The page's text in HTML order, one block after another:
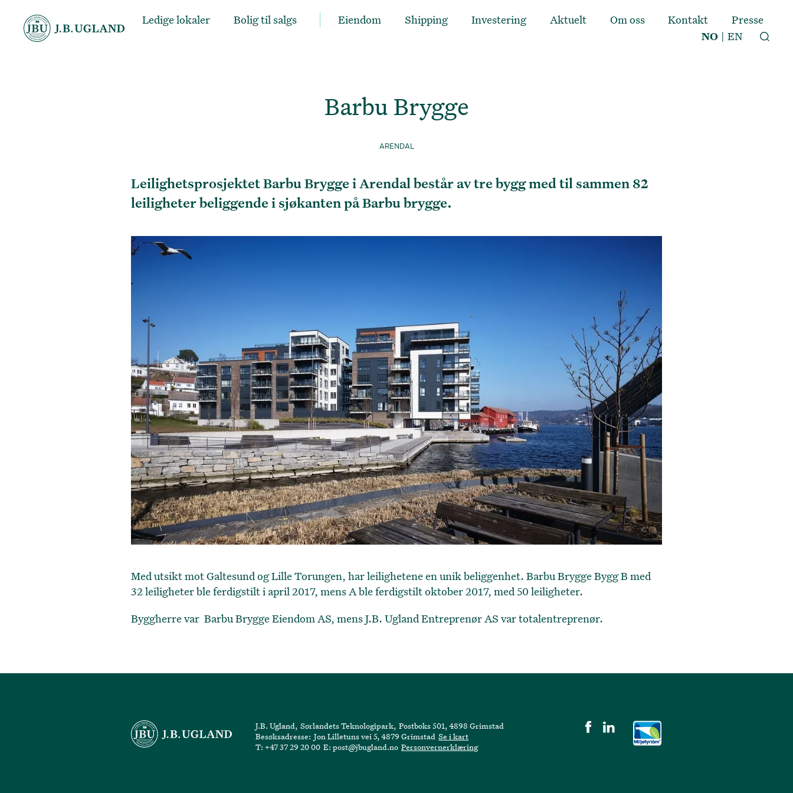
Ledige lokaler Bolig til salgs Eiendom Shipping Investering Aktuelt Om oss Kontakt
Presse
NO | EN
Barbu Brygge
ARENDAL
Leilighetsprosjektet Barbu Brygge i Arendal består av tre bygg med til sammen 82
leiligheter beliggende i sjøkanten på Barbu brygge.
Med utsikt mot Galtesund og Lille Torungen, har leilighetene en unik beliggenhet. Barbu Brygge Bygg B med
32 leiligheter ble ferdigstilt i april 2017, mens A ble ferdigstilt oktober 2017, med 50 leiligheter.
Byggherre var Barbu Brygge Eiendom AS, mens J.B. Ugland Entreprenør AS var totalentreprenør.
J.B. Ugland, Sørlandets Teknologipark, Postboks 501, 4898 Grimstad
Besøksadresse: Jon Lilletuns vei 5, 4879 Grimstad Se i kart
T: +47 37 29 20 00 E: post@jbugland.no Personvernerklæring